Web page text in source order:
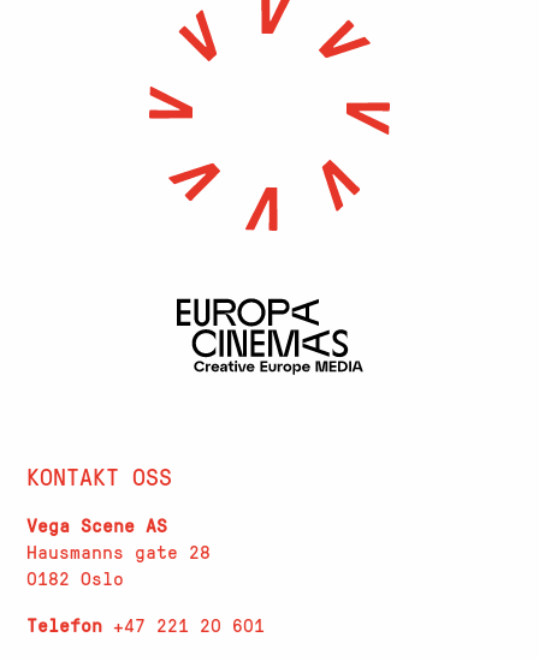
KONTAKT OSS
Vega Scene AS
Hausmanns gate 28
0182 Oslo
Telefon+47 221 20 601